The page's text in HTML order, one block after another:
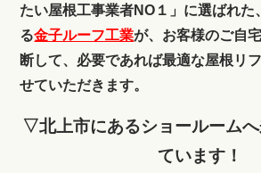
たい屋根工事業者NO１」に選ばれた
る金子ルーフ工業が、お客様のご自
断して、必要であれば最適な屋根リ
せていただきます。
▽北上市にあるショールーム
ています！